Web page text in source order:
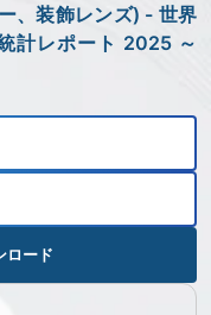
、装飾レンズ) - 世界
計レポート 2025 ～
ロード